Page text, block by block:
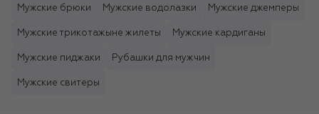
Мужские брюки Мужские водолазки Мужские джемперы
Мужские трикотажыне жилеты Мужские кардиганы
Мужские пиджаки Рубашки для мужчин
Мужские свитеры